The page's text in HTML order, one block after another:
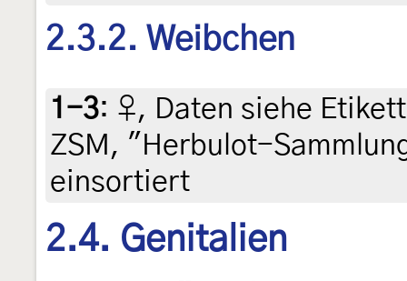
2.3.2. Weibchen
1-3: ♀, Daten siehe
ZSM, "Herbulot-
einsortiert
2.4. Genitalien